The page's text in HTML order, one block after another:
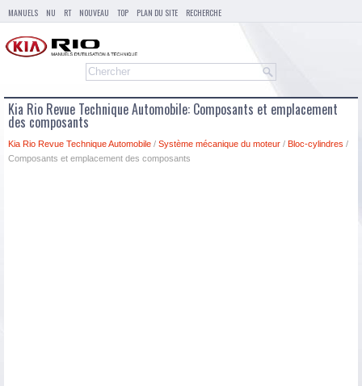
MANUELS NU RT NOUVEAU TOP PLAN DU SITE RECHERCHE
Kia Rio Revue Technique Automobile: Composants et emplacement
des composants
Kia Rio Revue Technique Automobile / Système mécanique du moteur / Bloc-cylindres /
Composants et emplacement des composants